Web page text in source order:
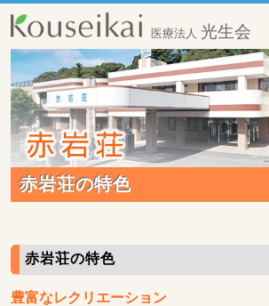
医療法人 光生会
赤岩荘の特色
赤岩荘の特色
豊富なレクリエーション